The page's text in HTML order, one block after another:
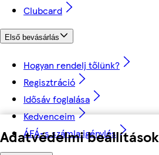
Adatvédelmi beállítások
Clubcard
Első bevásárlás
Hogyan rendelj tőlünk?
Regisztráció
Idősáv foglalása
Kedvenceim
ÁFÁ-s számla igénylés